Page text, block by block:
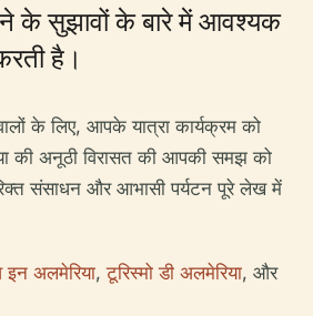
के सुझावों के बारे में आवश्यक
है।
के लिए, आपके यात्रा कार्यक्रम को
की अनूठी विरासत की आपकी समझ को
संसाधन और आभासी पर्यटन पूरे लेख में
इन अलमेरिया,टूरिस्मो डी अलमेरिया, और